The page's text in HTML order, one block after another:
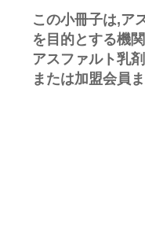
この小冊子は,ア
を目的とする機
アスファルト乳
または加盟会員